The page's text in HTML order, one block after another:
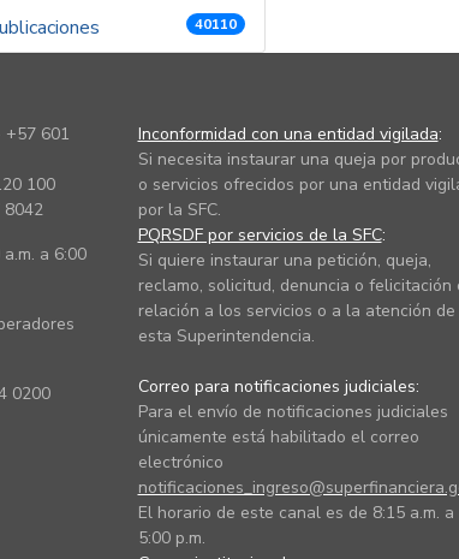
40110
+57 601
100
8042
a 6:00
0200
Inconformidad con una entidad vigilada:
Si necesita instaurar una queja por
o servicios ofrecidos por una entidad
por la SFC.
PQRSDF por servicios de la SFC:
Si quiere instaurar una petición, queja,
reclamo, solicitud, denuncia o felicitación
relación a los servicios o a la atención de
esta Superintendencia.
Correo para notificaciones judiciales:
Para el envío de notificaciones judiciales
únicamente está habilitado el correo
electrónico
El horario de este canal es de 8:15 a.m. a
5:00 p.m.